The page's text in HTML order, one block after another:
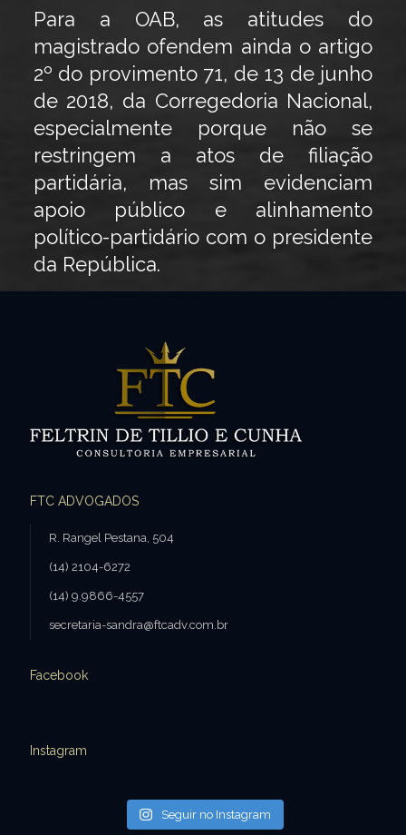
Para a OAB, as atitudes do
magistrado ofendem ainda o artigo
2º do provimento 71, de 13 de junho
de 2018, da Corregedoria Nacional,
especialmente porque não se
restringem a atos de filiação
partidária, mas sim evidenciam
apoio público e alinhamento
político-partidário com o presidente
da República.
FTC ADVOGADOS
R. Rangel Pestana, 504
(14) 2104-6272
(14) 9.9866-4557
secretaria-sandra@ftcadv.com.br
Facebook
Instagram
Seguir no Instagram